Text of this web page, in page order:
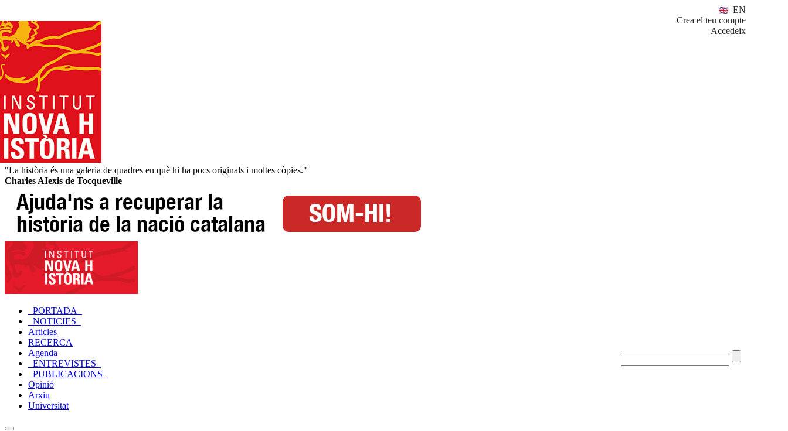
EN
Crea el teu compte
Accedeix
"La història és una galeria de quadres en què hi ha pocs originals i moltes còpies."
Charles AIexis de Tocqueville
_PORTADA_
_NOTICIES_
Articles
RECERCA
Agenda
_ENTREVISTES_
_PUBLICACIONS_
Opinió
Arxiu
Universitat